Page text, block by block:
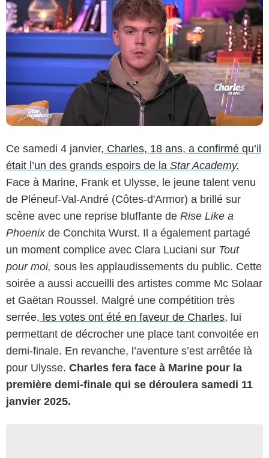
Ce samedi 4 janvier, Charles, 18 ans, a confirmé qu’il
était l’un des grands espoirs de la Star Academy.
Face à Marine, Frank et Ulysse, le jeune talent venu
de Pléneuf-Val-André (Côtes-d'Armor) a brillé sur
scène avec une reprise bluffante de Rise Like a
Phoenixde Conchita Wurst. Il a également partagé
un moment complice avec Clara Luciani sur Tout
pour moi, sous les applaudissements du public. Cette
soirée a aussi accueilli des artistes comme Mc Solaar
et Gaëtan Roussel. Malgré une compétition très
serrée, les votes ont été en faveur de Charles, lui
permettant de décrocher une place tant convoitée en
demi-finale. En revanche, l’aventure s’est arrêtée là
pour Ulysse. Charles fera face à Marine pour la
première demi-finale qui se déroulera samedi 11
janvier 2025.